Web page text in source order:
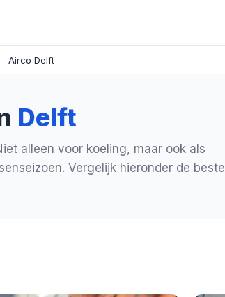
Airco Delft
Delft
alleen voor koeling, maar ook als
Vergelijk hieronder de beste